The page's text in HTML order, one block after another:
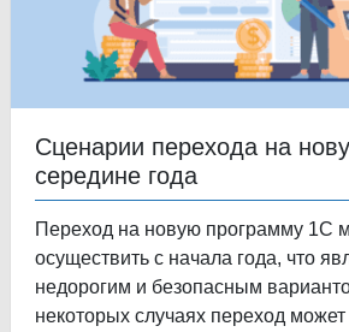
Сценарии перехода на
середине года
Переход на новую программу 1С
осуществить с начала года, что
недорогим и безопасным
некоторых случаях переход может